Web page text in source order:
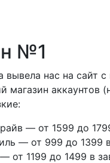
№1
вывела нас на сайт
магазин аккаунтов
— от 1599 до
— от 999 до 1399
от 1199 до 1499 в